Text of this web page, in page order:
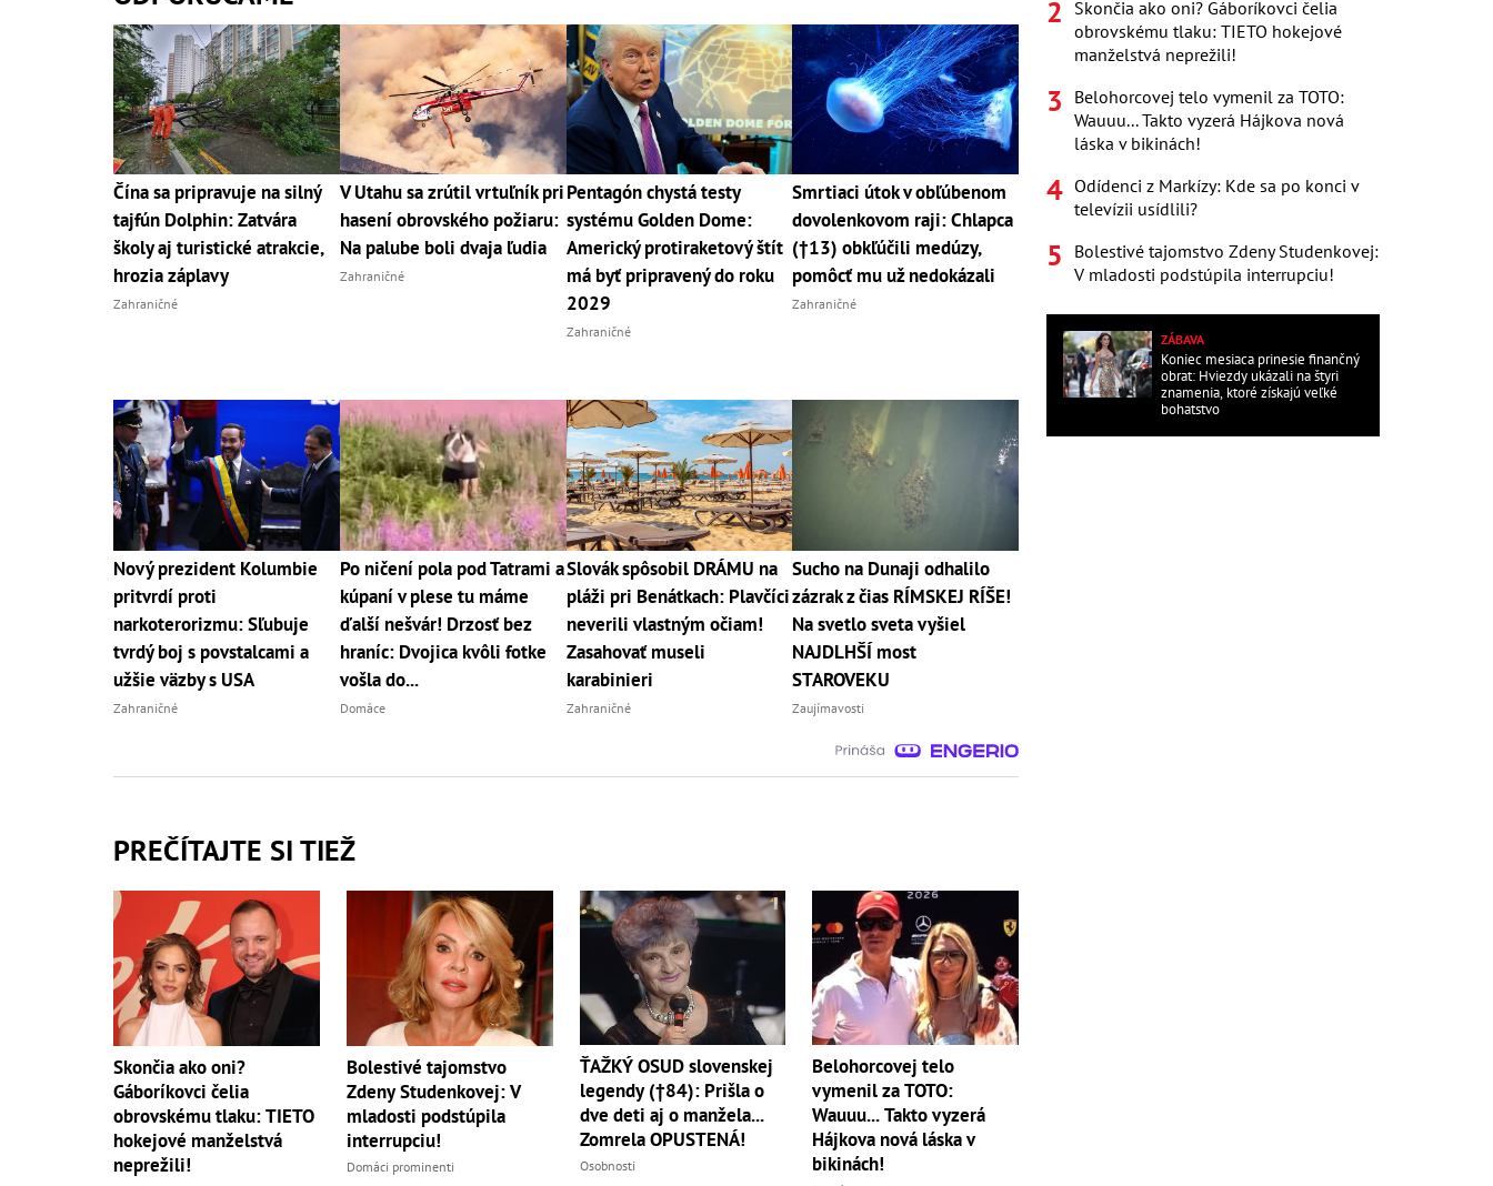
Čína sa pripravuje na silný
tajfún Dolphin: Zatvára
školy aj turistické atrakcie,
hrozia záplavy
Zahraničné
V Utahu sa zrútil vrtuľník pri
hasení obrovského požiaru:
Na palube boli dvaja ľudia
Zahraničné
Pentagón chystá testy
systému Golden Dome:
Americký protiraketový štít
má byť pripravený do roku
2029
Zahraničné
Smrtiaci útok v obľúbenom
dovolenkovom raji: Chlapca
(†13) obkľúčili medúzy,
pomôcť mu už nedokázali
Zahraničné
Nový prezident Kolumbie
pritvrdí proti
narkoterorizmu: Sľubuje
tvrdý boj s povstalcami a
užšie väzby s USA
Zahraničné
Po ničení pola pod Tatrami a
kúpaní v plese tu máme
ďalší nešvár! Drzosť bez
hraníc: Dvojica kvôli fotke
vošla do...
Domáce
Slovák spôsobil DRÁMU na
pláži pri Benátkach: Plavčíci
neverili vlastným očiam!
Zasahovať museli
karabinieri
Zahraničné
Sucho na Dunaji odhalilo
zázrak z čias RÍMSKEJ RÍŠE!
Na svetlo sveta vyšiel
NAJDLHŠÍ most
STAROVEKU
Zaujímavosti
PREČÍTAJTE SI TIEŽ
Skončia ako oni?
Gáboríkovci čelia
obrovskému tlaku: TIETO
hokejové manželstvá
neprežili!
Bolestivé tajomstvo
Zdeny Studenkovej: V
mladosti podstúpila
interrupciu!
Domáci prominenti
ŤAŽKÝ OSUD slovenskej
legendy (†84): Prišla o
dve deti aj o manžela...
Zomrela OPUSTENÁ!
Osobnosti
Belohorcovej telo
vymenil za TOTO:
Wauuu... Takto vyzerá
Hájkova nová láska v
bikinách!
Skončia ako oni? Gáboríkovci čelia
obrovskému tlaku: TIETO hokejové
manželstvá neprežili!
Belohorcovej telo vymenil za TOTO:
Wauuu... Takto vyzerá Hájkova nová
láska v bikinách!
Odídenci z Markízy: Kde sa po konci v
televízii usídlili?
Bolestivé tajomstvo Zdeny Studenkovej:
V mladosti podstúpila interrupciu!
ZÁBAVA
Koniec mesiaca prinesie finančný
obrat: Hviezdy ukázali na štyri
znamenia, ktoré získajú veľké
bohatstvo